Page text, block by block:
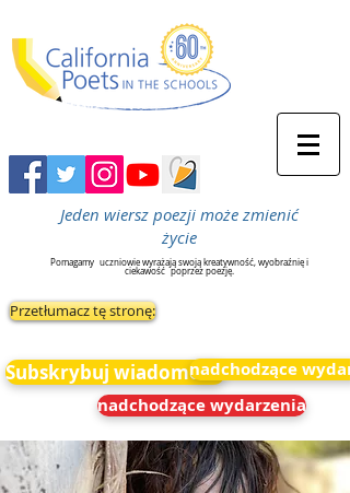
Jeden wiersz poezji może zmienić
życie
Pomagamy uczniowie wyrażają swoją kreatywność, wyobraźnię i
ciekawość poprzez poezję.
Przetłumacz tę stronę:
Subskrybuj wiadomościnadchodzące
nadchodzące wydarzenia